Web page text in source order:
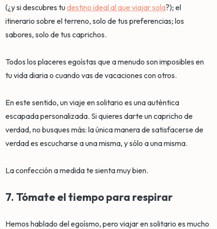
(¿y si descubres tudestino ideal al que viajar sola?); el
itinerario sobre el terreno, solo de tus preferencias; los
sabores, solo de tus caprichos.
Todos los placeres egoístas que a menudo son imposibles en
tu vida diaria o cuando vas de vacaciones con otros.
En este sentido, un viaje en solitario es una auténtica
escapada personalizada. Si quieres darte un capricho de
verdad, no busques más: la única manera de satisfacerse de
verdad es escucharse a una misma, y sólo a una misma.
La confección a medida te sienta muy bien.
7. Tómate el tiempo para respirar
Hemos hablado del egoísmo, pero viajar en solitario es mucho